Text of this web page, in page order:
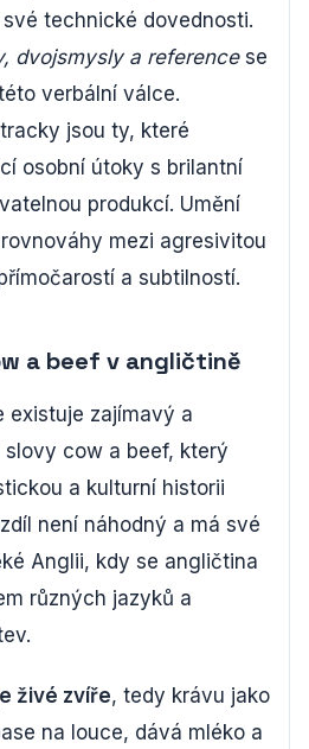
technické dovednosti.
dvojsmysly a referencese
verbální válce.
jsou ty, které
osobní útoky s brilantní
produkcí. Umění
mezi agresivitou
a subtilností.
a beef v angličtině
existuje zajímavý a
cow a beef, který
a kulturní historii
není náhodný a má své
Anglii, kdy se angličtina
různých jazyků a
živé zvíře, tedy krávu jako
na louce, dává mléko a